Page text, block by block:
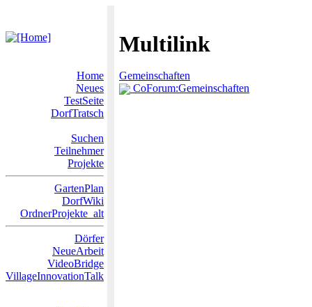
Multilink
Home
Neues
TestSeite
DorfTratsch
Suchen
Teilnehmer
Projekte
GartenPlan
DorfWiki
OrdnerProjekte_alt
Dörfer
NeueArbeit
VideoBridge
VillageInnovationTalk
Gemeinschaften
CoForum:Gemeinschaften